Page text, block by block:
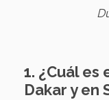
1. ¿Cuál
Dakar y en